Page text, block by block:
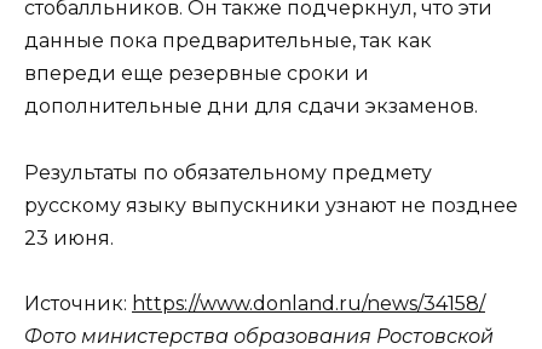
стобалльников. Он также подчеркнул, что эти
данные пока предварительные, так как
впереди еще резервные сроки и
дополнительные дни для сдачи экзаменов.
Результаты по обязательному предмету
русскому языку выпускники узнают не позднее
23 июня.
Источник: https://www.donland.ru/news/34158/
Фото министерства образования Ростовской